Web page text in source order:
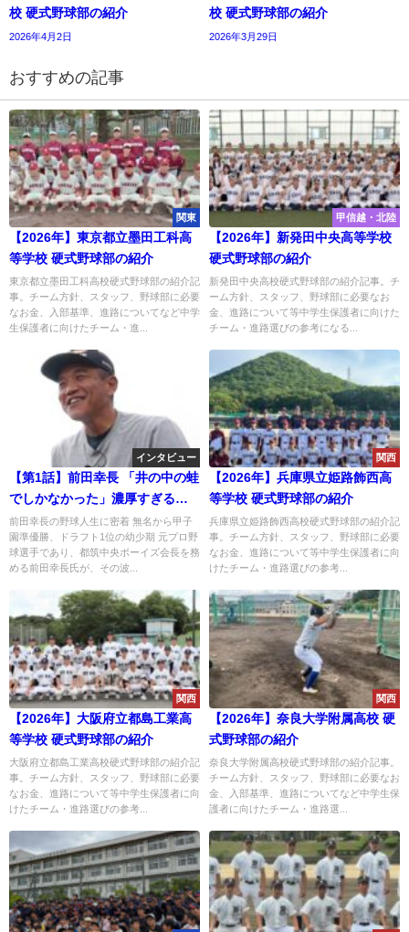
校 硬式野球部の紹介
2026年4月2日
校 硬式野球部の紹介
2026年3月29日
おすすめの記事
関東
【2026年】東京都立墨田工科高
等学校 硬式野球部の紹介
東京都立墨田工科高校硬式野球部の紹介記
事。チーム方針、スタッフ、野球部に必要
なお金、入部基準、進路についてなど中学
生保護者に向けたチーム・進...
甲信越・北陸
【2026年】新発田中央高等学校
硬式野球部の紹介
新発田中央高校硬式野球部の紹介記事。チ
ーム方針、スタッフ、野球部に必要なお
金、進路について等中学生保護者に向けた
チーム・進路選びの参考になる...
インタビュー
【第1話】前田幸長 「井の中の蛙
でしかなかった」濃厚すぎる野
球人生を紐解く
前田幸長の野球人生に密着 無名から甲子
園準優勝、ドラフト1位の幼少期 元プロ野
球選手であり、都筑中央ボーイズ会長を務
める前田幸長氏が、その波...
関西
【2026年】兵庫県立姫路飾西高
等学校 硬式野球部の紹介
兵庫県立姫路飾西高校硬式野球部の紹介記
事。チーム方針、スタッフ、野球部に必要
なお金、進路について等中学生保護者に向
けたチーム・進路選びの参考...
関西
【2026年】大阪府立都島工業高
等学校 硬式野球部の紹介
大阪府立都島工業高校硬式野球部の紹介記
事。チーム方針、スタッフ、野球部に必要
なお金、進路について等中学生保護者に向
けたチーム・進路選びの参考...
関西
【2026年】奈良大学附属高校 硬
式野球部の紹介
奈良大学附属高校硬式野球部の紹介記事。
チーム方針、スタッフ、野球部に必要なお
金、入部基準、進路についてなど中学生保
護者に向けたチーム・進路選...